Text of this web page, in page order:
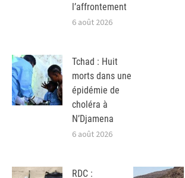
l’affrontement
6 août 2026
Tchad : Huit
morts dans une
épidémie de
choléra à
N’Djamena
6 août 2026
RDC :